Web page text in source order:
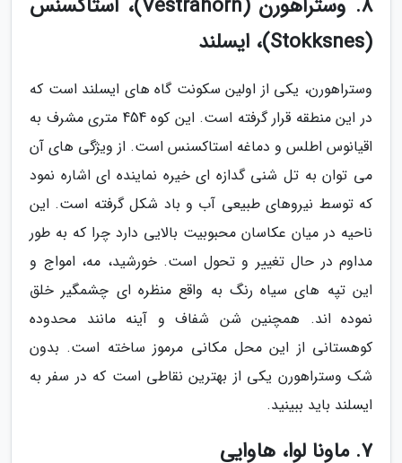
8. وستراهورن (Vestrahorn)، استاکسنس
(Stokksnes)، ایسلند
وستراهورن، یکی از اولین سکونت گاه های ایسلند است که
در این منطقه قرار گرفته است. این کوه 454 متری مشرف به
اقیانوس اطلس و دماغه استاکسنس است. از ویژگی های آن
می توان به تل شنی گدازه ای خیره نماینده ای اشاره نمود
که توسط نیروهای طبیعی آب و باد شکل گرفته است. این
ناحیه در میان عکاسان محبوبیت بالایی دارد چرا که به طور
مداوم در حال تغییر و تحول است. خورشید، مه، امواج و
این تپه های سیاه رنگ به واقع منظره ای چشمگیر خلق
نموده اند. همچنین شن شفاف و آینه مانند محدوده
کوهستانی از این محل مکانی مرموز ساخته است. بدون
شک وستراهورن یکی از بهترین نقاطی است که در سفر به
ایسلند باید ببینید.
7. ماونا لوا، هاوایی